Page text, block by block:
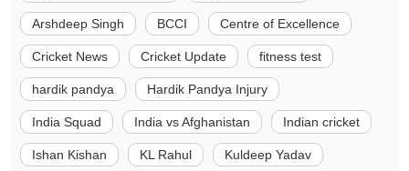
Arshdeep Singh BCCI Centre of Excellence
Cricket News Cricket Update fitness test
hardik pandya Hardik Pandya Injury
India Squad India vs Afghanistan Indian cricket
Ishan Kishan KL Rahul Kuldeep Yadav